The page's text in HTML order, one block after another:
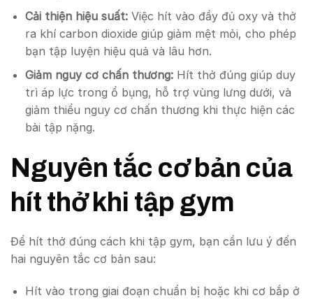
Cải thiện hiệu suất:Việc hít vào đầy đủ oxy và thở
ra khí carbon dioxide giúp giảm mệt mỏi, cho phép
bạn tập luyện hiệu quả và lâu hơn.
Giảm nguy cơ chấn thương:Hít thở đúng giúp duy
trì áp lực trong ổ bụng, hỗ trợ vùng lưng dưới, và
giảm thiểu nguy cơ chấn thương khi thực hiện các
bài tập nặng.
Nguyên tắc cơ bản của
hít thở khi tập gym
Để hít thở đúng cách khi tập gym, bạn cần lưu ý đến
hai nguyên tắc cơ bản sau:
Hít vào trong giai đoạn chuẩn bị hoặc khi cơ bắp ở